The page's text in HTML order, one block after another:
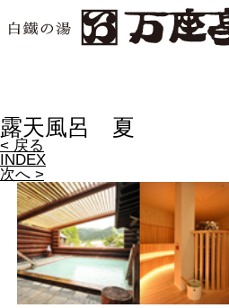
露天風呂 夏
< 戻る
INDEX
次へ >